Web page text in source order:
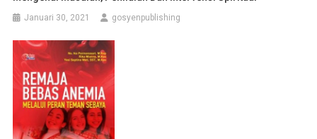
Januari 30, 2021 gosyenpublishing